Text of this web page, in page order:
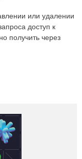
или удалении
доступ к
получить через